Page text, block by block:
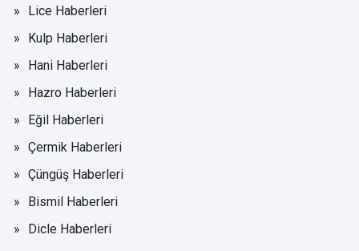
Lice Haberleri
Kulp Haberleri
Hani Haberleri
Hazro Haberleri
Eğil Haberleri
Çermik Haberleri
Çüngüş Haberleri
Bismil Haberleri
Dicle Haberleri